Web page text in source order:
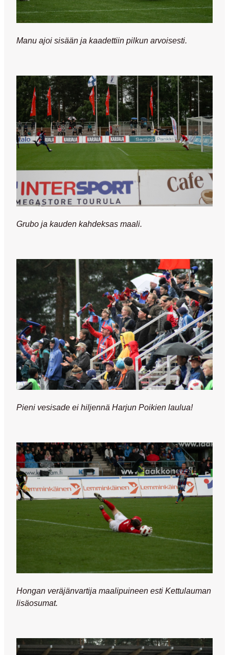
Manu ajoi sisään ja kaadettiin pilkun arvoisesti.
Grubo ja kauden kahdeksas maali.
Pieni vesisade ei hiljennä Harjun Poikien laulua!
Hongan veräjänvartija maalipuineen esti Kettulauman
lisäosumat.